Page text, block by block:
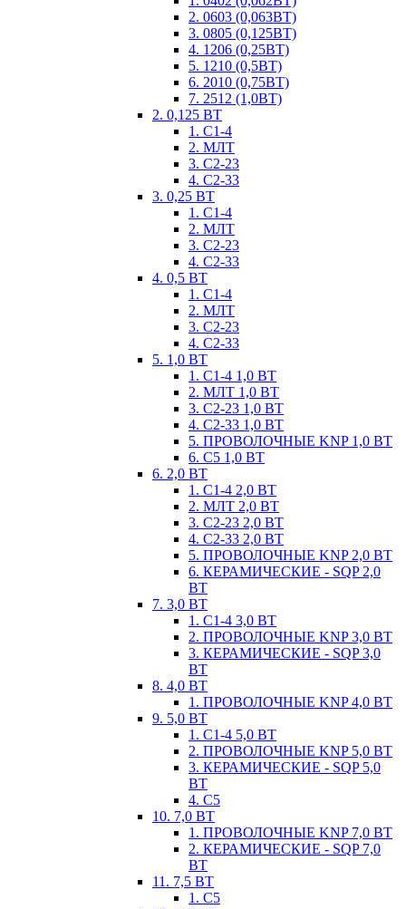
2. 0603 (0,063ВТ)
3. 0805 (0,125ВТ)
4. 1206 (0,25ВТ)
5. 1210 (0,5ВТ)
6. 2010 (0,75ВТ)
7. 2512 (1,0ВТ)
2. 0,125 ВТ
1. С1-4
2. МЛТ
3. С2-23
4. С2-33
3. 0,25 ВТ
1. С1-4
2. МЛТ
3. С2-23
4. С2-33
4. 0,5 ВТ
1. С1-4
2. МЛТ
3. С2-23
4. С2-33
5. 1,0 ВТ
1. С1-4 1,0 ВТ
2. МЛТ 1,0 ВТ
3. С2-23 1,0 ВТ
4. С2-33 1,0 ВТ
5. ПРОВОЛОЧНЫЕ KNP 1,0 ВТ
6. С5 1,0 ВТ
6. 2,0 ВТ
1. С1-4 2,0 ВТ
2. МЛТ 2,0 ВТ
3. С2-23 2,0 ВТ
4. С2-33 2,0 ВТ
5. ПРОВОЛОЧНЫЕ KNP 2,0 ВТ
6. КЕРАМИЧЕСКИЕ - SQP 2,0
ВТ
7. 3,0 ВТ
1. С1-4 3,0 ВТ
2. ПРОВОЛОЧНЫЕ KNP 3,0 ВТ
3. КЕРАМИЧЕСКИЕ - SQP 3,0
ВТ
8. 4,0 ВТ
1. ПРОВОЛОЧНЫЕ KNP 4,0 ВТ
9. 5,0 ВТ
1. С1-4 5,0 ВТ
2. ПРОВОЛОЧНЫЕ KNP 5,0 ВТ
3. КЕРАМИЧЕСКИЕ - SQP 5,0
ВТ
4. С5
10. 7,0 ВТ
1. ПРОВОЛОЧНЫЕ KNP 7,0 ВТ
2. КЕРАМИЧЕСКИЕ - SQP 7,0
ВТ
11. 7,5 ВТ
1. С5